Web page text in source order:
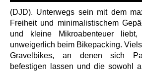
(DJD). Unterwegs sein mit dem
Freiheit und minimalistischem
und kleine Mikroabenteuer
unweigerlich beim Bikepacking.
Gravelbikes, an denen sich
befestigen lassen und die sowohl